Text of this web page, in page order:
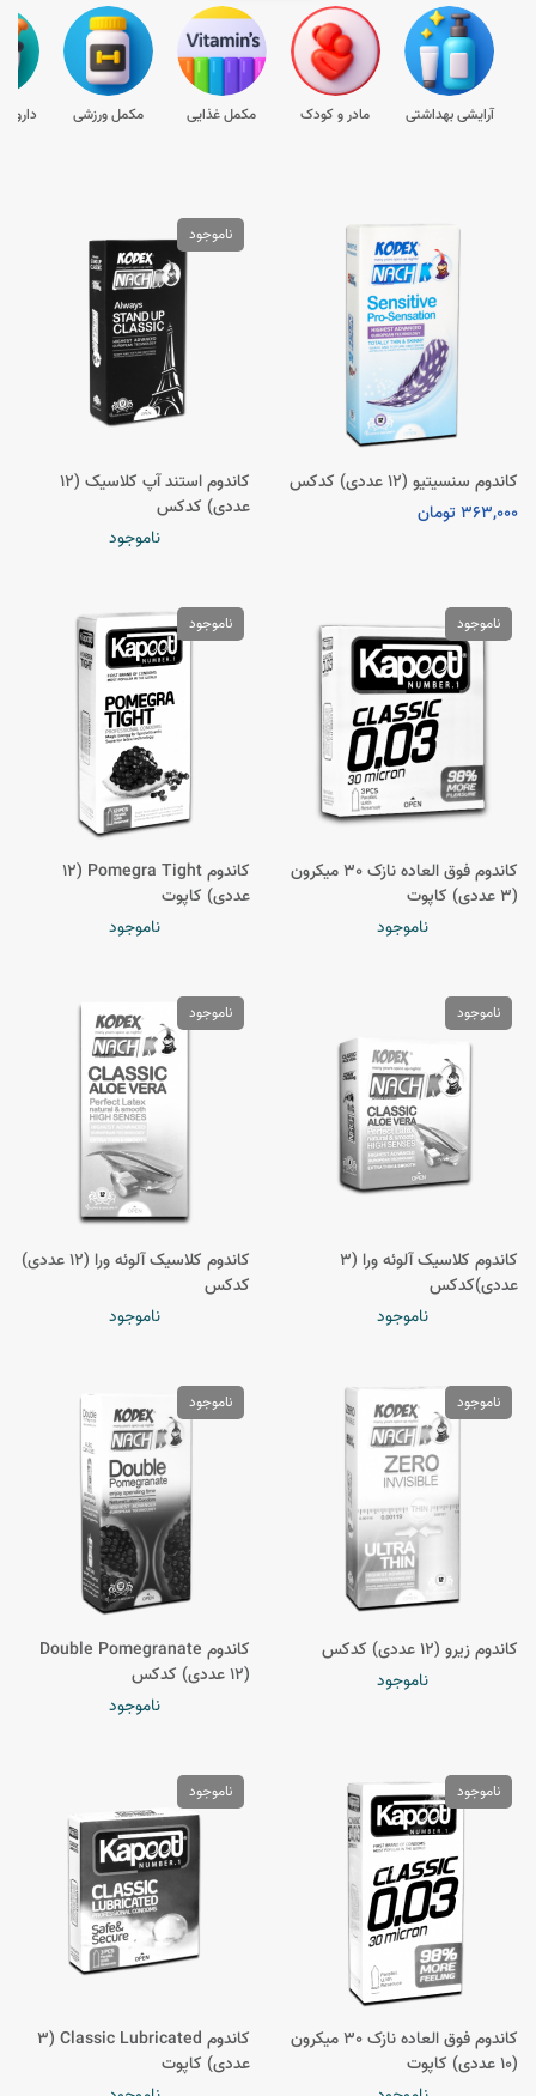
آرایشی بهداشتی مادر و کودک مکمل غذایی مکمل ورزشی
کاندوم سنسیتیو (12 عددی) کدکس
363,000 تومان
ناموجود
کاندوم استند آپ کلاسیک (12
عددی) کدکس
ناموجود
ناموجود
کاندوم فوق العاده نازک 30 میکرون
(3 عددی) کاپوت
ناموجود
ناموجود
کاندوم Pomegra Tight (12
عددی) کاپوت
ناموجود
ناموجود
کاندوم کلاسیک آلوئه ورا (3
عددی)کدکس
ناموجود
ناموجود
کاندوم کلاسیک آلوئه ورا (12 عددی)
کدکس
ناموجود
ناموجود
کاندوم زیرو (12 عددی) کدکس
ناموجود
ناموجود
کاندوم Double Pomegranate
(12 عددی) کدکس
ناموجود
ناموجود
کاندوم فوق العاده نازک 30 میکرون
(10 عددی) کاپوت
ناموجود
کاندوم Classic Lubricated (3
عددی) کاپوت